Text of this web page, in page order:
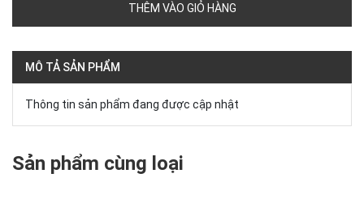
THÊM VÀO GIỎ HÀNG
MÔ TẢ SẢN PHẨM
Thông tin sản phẩm đang được cập nhật
Sản phẩm cùng loại